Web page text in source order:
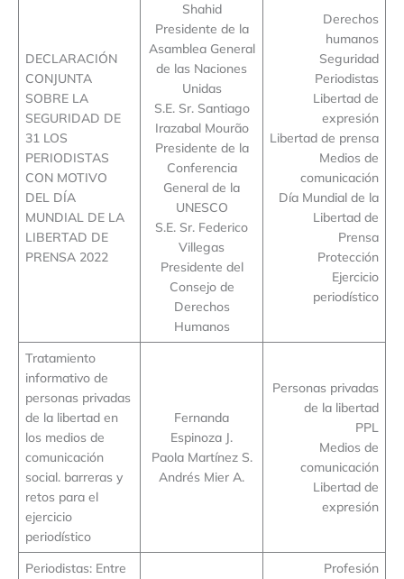
DECLARACIÓN
CONJUNTA
SOBRE LA
SEGURIDAD DE
31 LOS
PERIODISTAS
CON MOTIVO
DEL DÍA
MUNDIAL DE LA
LIBERTAD DE
PRENSA 2022
Shahid
Presidente de la
Asamblea General
de las Naciones
Unidas
S.E. Sr. Santiago
Irazabal Mourão
Presidente de la
Conferencia
General de la
UNESCO
S.E. Sr. Federico
Villegas
Presidente del
Consejo de
Derechos
Humanos
Derechos
humanos
Seguridad
Periodistas
Libertad de
expresión
Libertad de prensa
Medios de
comunicación
Día Mundial de la
Libertad de
Prensa
Protección
Ejercicio
periodístico
Tratamiento
informativo de
personas privadas
de la libertad en
los medios de
comunicación
social. barreras y
retos para el
ejercicio
periodístico
Fernanda
Espinoza J.
Paola Martínez S.
Andrés Mier A.
Personas privadas
de la libertad
PPL
Medios de
comunicación
Libertad de
expresión
Periodistas: Entre
Profesión